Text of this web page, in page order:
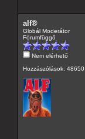
alf®
Globál Moderátor
Fórumfüggő
Nem elérhető
Hozzászólások: 48650